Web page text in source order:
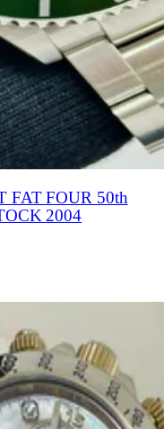
FAT FOUR 50th
2004